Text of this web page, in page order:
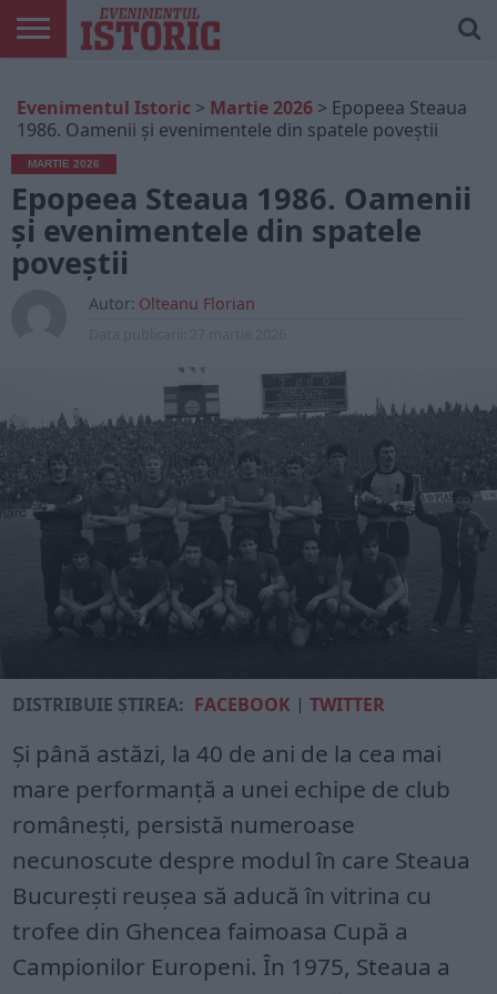
ONLINE
EDIȚII
TIPĂRITE
ISTORIC
PLAY
CONTUL
MEU
Evenimentul Istoric > Martie 2026 > Epopeea Steaua
1986. Oamenii și evenimentele din spatele poveștii
MARTIE 2026
Epopeea Steaua 1986. Oamenii
și evenimentele din spatele
poveștii
Autor: Olteanu Florian
DISTRIBUIE ȘTIREA: FACEBOOK |TWITTER
Și până astăzi, la 40 de ani de la cea mai
mare performanță a unei echipe de club
românești, persistă numeroase
necunoscute despre modul în care Steaua
București reușea să aducă în vitrina cu
trofee din Ghencea faimoasa Cupă a
Campionilor Europeni. În 1975, Steaua a